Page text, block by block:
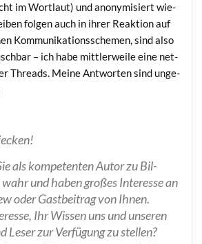
im Wort­laut) und anony­mi­siert wie­
fol­gen auch in ihrer Reak­ti­on auf
Kom­mu­ni­ka­ti­ons­sche­men, sind also
– ich habe mitt­ler­wei­le eine net­
Threads. Mei­ne Ant­wor­ten sind unge­
als kom­pe­ten­ten Autor zu Bil­
und haben gro­ßes Inter­es­se an
oder Gast­bei­trag von Ihnen.
Ihr Wis­sen uns und unse­ren
Leser zur Ver­fü­gung zu stel­len?